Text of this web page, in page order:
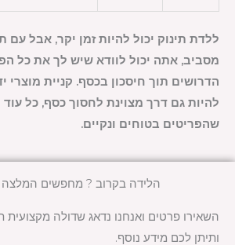
הלידה בקרוב ? מחפשים המלצה
השאירו פרטים ואנחנו נדאג שדולה מקצועית
ותיתן לכם מידע נוסף.
ללדת תינוק יכול להיות זמן יקר, אבל עם
מסביב, אתה יכול לוודא שיש לך את כל
הדרושים תוך חיסכון בכסף. קניית מוצרי
להיות גם דרך מצוינת לחסוך כסף, כל
שהפריטים בטוחים ונקיים.